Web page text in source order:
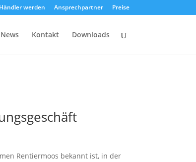
Händler werden Ansprechpartner Preise
News Kontakt Downloads
Rentiermoos bekannt ist, in der